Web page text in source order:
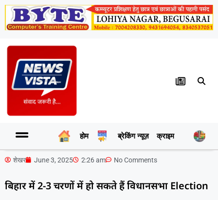
होम ब्रेकिंग न्यूज़ क्राइम
शेखर June 3, 2025 2:26 am No Comments
बिहार में 2-3 चरणों में हो सकते हैं विधानसभा Election